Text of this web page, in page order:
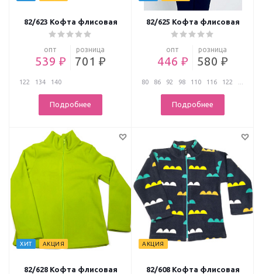
82/623 Кофта флисовая
опт
539 ₽
розница
701 ₽
122 134 140
Подробнее
82/625 Кофта флисовая
опт
446 ₽
розница
580 ₽
80 86 92 98 110 116 122
Подробнее
ХИТ АКЦИЯ
82/628 Кофта флисовая
АКЦИЯ
82/608 Кофта флисовая